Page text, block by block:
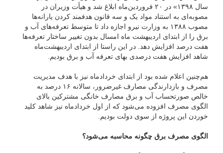
سال ۱۳۹۸» در ۲۰ فروردین‌ماه ابلاغ شد و هیأت وزیران در
مصوبه‌ای به استناد مواد یک و سه قانون هدفمند کردن یارانه‌ها
مصوب ۱۳۸۸ به وزارت نیرو اجازه داد تا متوسط تعرفه‌های آب و
برق را از ابتدای اردیبهشت ماه امسال بدون تغییر ساختار تعرفه‌ها
هفت درصد افزایش دهد. در این راستا از ابتدای اردیبهشت‌ماه
شاهد افزایش هفت درصدی بهای تعرفه آب و برق بودیم.
هم‌چنین اعلام شده بود از ابتدای خردادماه نیز با هدف مدیریت
مصرف و بازدارندگی مصارف غیرضرور، سالانه ۱۶ درصد به
خالص صورتحساب آب و برق مصارف خانگی مشترکین بالای
الگوی مصرف افزوده می‌شود که از اول خردادماه نیز شاهد کلید
خوردن این پروژه از سوی دولت بودیم.
الگوی مصرف برق چگونه محاسبه می‌شود؟